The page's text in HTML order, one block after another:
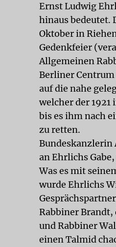
Ernst Ludwig
hinaus bedeutet.
Oktober in
Gedenkfeier
Allgemeinen
Berliner
auf die nahe
welcher der
bis es ihm nach
zu retten.
Bundeskanzlerin
an Ehrlichs
Was es mit
wurde Ehrlichs
Rabbiner Brandt,
und Rabbiner
einen Talmid